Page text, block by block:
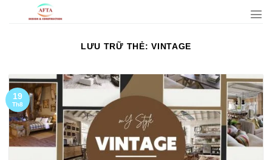
LƯU TRỮ THẺ:VINTAGE
19
Th8